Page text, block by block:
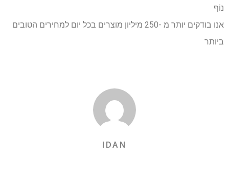
נוֹף
אנו בודקים יותר מ -250 מיליון מוצרים בכל יום למחירים הטובים
ביותר
IDAN